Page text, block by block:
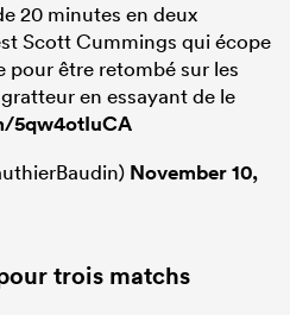
20 minutes en deux
Scott Cummings qui écope
être retombé sur les
en essayant de le
5qw4otIuCA
November 10,
trois matchs